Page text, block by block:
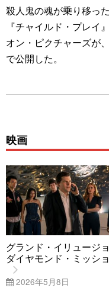
殺人鬼の魂が乗り移っ
『チャイルド・プレイ
オン・ピクチャーズが
で公開した。
映画
グランド・イリュージ
ダイヤモンド・ミッシ
2026年5月8日